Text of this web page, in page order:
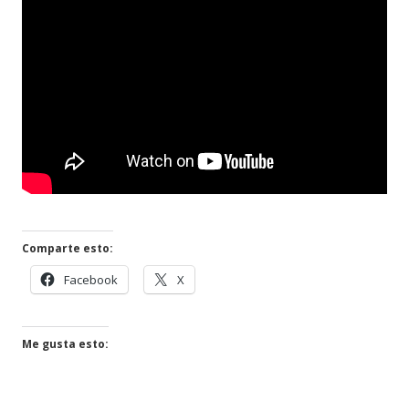
Comparte esto:
Facebook
en
X
en
Me gusta esto: